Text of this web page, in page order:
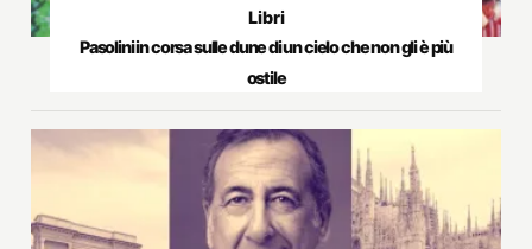
Libri
Pasolini in corsa sulle dune di un cielo che non gli è più
ostile